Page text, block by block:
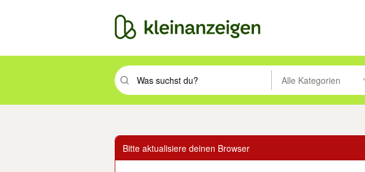
Suchbegriff eingeben. Eingabetaste drücken um zu suchen,
Alle Kategorien
Bitte aktualisiere deinen Browser